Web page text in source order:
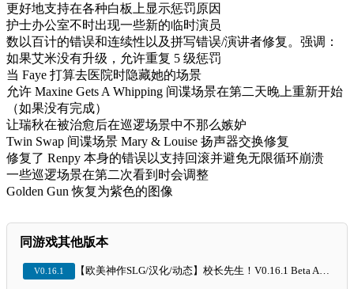
更好地支持在各种白板上显示惩罚原因
护士办公室不时出现一些新的临时演员
数以百计的错误和连续性以及拼写错误/演讲者修复。强调：
如果艾米没有升级，允许重复 5 级惩罚
当 Faye 打算去医院时隐藏她的场景
允许 Maxine Gets A Whipping 间谍场景在第二天晚上重新开始
（如果没有完成）
让瑞秋在被治愈后在巡逻场景中不那么嫉妒
Twin Swap 间谍场景 Mary & Louise 扬声器交换修复
修复了 Renpy 本身的错误以支持回滚并避免无限循环崩溃
一些巡逻场景在第二次看到时会调整
Golden Gun 恢复为紫色的图像
同游戏其他版本
V0.16.1 【欧美神作SLG/汉化/动态】校长先生！V0.16.1 Beta AI汉化版[更新]【PC+安卓】 TheHeadMaster